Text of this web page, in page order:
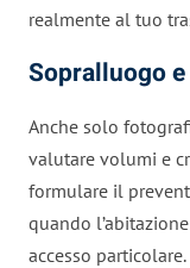
realmente al tuo
Sopralluogo
Anche solo
valutare volumi e
formulare il
quando
accesso particolare.